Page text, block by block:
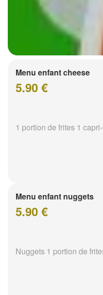
Menu enfant cheese
5.90 €
1 portion de frites 1
Menu enfant nuggets
5.90 €
Nuggets 1 portion de